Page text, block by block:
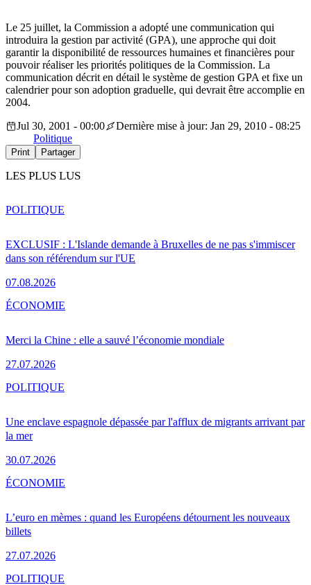
Le 25 juillet, la Commission a adopté une communication qui
introduira la gestion par activité (GPA), une approche qui doit
garantir la disponibilité de ressources humaines et financières pour
pouvoir réaliser les priorités politiques de la Commission. La
communication décrit en détail le système de gestion GPA et fixe un
calendrier pour son adoption graduelle, qui devrait être accomplie en
2004.
Jul 30, 2001 - 00:00
Dernière mise à jour: Jan 29, 2010 - 08:25
Politique
Print Partager
LES PLUS LUS
EXCLUSIF : L'Islande demande à Bruxelles de ne pas s'immiscer
dans son référendum sur l'UE
07.08.2026
POLITIQUE
Merci la Chine : elle a sauvé l’économie mondiale
27.07.2026
ÉCONOMIE
Une enclave espagnole dépassée par l'afflux de migrants arrivant par
la mer
30.07.2026
POLITIQUE
L’euro en mèmes : quand les Européens détournent les nouveaux
billets
27.07.2026
ÉCONOMIE
POLITIQUE